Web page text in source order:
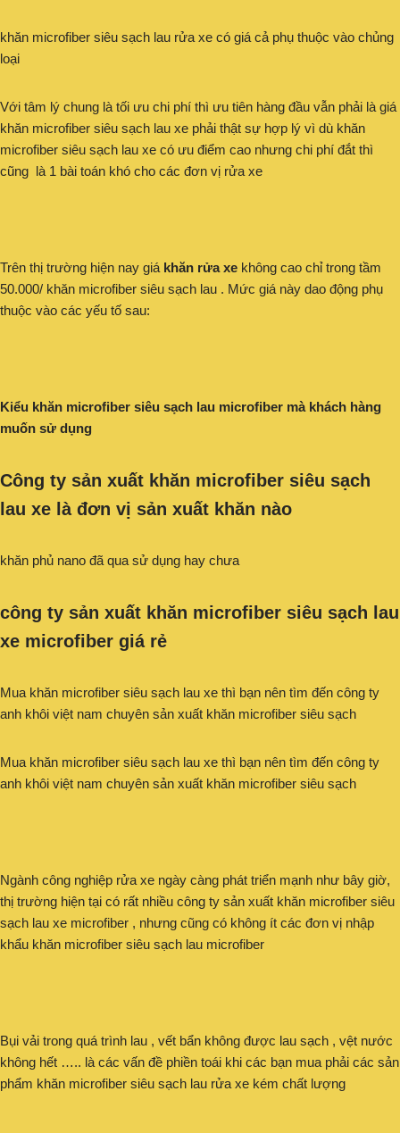
khăn microfiber siêu sạch lau rửa xe có giá cả phụ thuộc vào chủng
loại
Với tâm lý chung là tối ưu chi phí thì ưu tiên hàng đầu vẫn phải là giá
khăn microfiber siêu sạch lau xe phải thật sự hợp lý vì dù khăn
microfiber siêu sạch lau xe có ưu điểm cao nhưng chi phí đắt thì
cũng là 1 bài toán khó cho các đơn vị rửa xe
Trên thị trường hiện nay giá khăn rửa xe không cao chỉ trong tầm
50.000/ khăn microfiber siêu sạch lau . Mức giá này dao động phụ
thuộc vào các yếu tố sau:
Kiểu khăn microfiber siêu sạch lau microfiber mà khách hàng
muốn sử dụng
Công ty sản xuất khăn microfiber siêu sạch
lau xe là đơn vị sản xuất khăn nào
khăn phủ nano đã qua sử dụng hay chưa
công ty sản xuất khăn microfiber siêu sạch lau
xe microfiber giá rẻ
Mua khăn microfiber siêu sạch lau xe thì bạn nên tìm đến công ty
anh khôi việt nam chuyên sản xuất khăn microfiber siêu sạch
Mua khăn microfiber siêu sạch lau xe thì bạn nên tìm đến công ty
anh khôi việt nam chuyên sản xuất khăn microfiber siêu sạch
Ngành công nghiệp rửa xe ngày càng phát triển mạnh như bây giờ,
thị trường hiện tại có rất nhiều công ty sản xuất khăn microfiber siêu
sạch lau xe microfiber , nhưng cũng có không ít các đơn vị nhập
khẩu khăn microfiber siêu sạch lau microfiber
Bụi vải trong quá trình lau , vết bẩn không được lau sạch , vệt nước
không hết ….. là các vấn đề phiền toái khi các bạn mua phải các sản
phẩm khăn microfiber siêu sạch lau rửa xe kém chất lượng